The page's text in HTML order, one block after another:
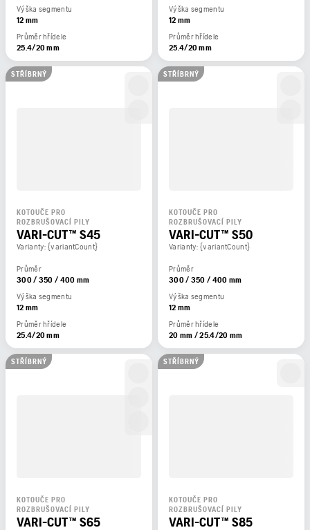
Výška segmentu
12 mm
Průměr hřídele
25.4/20 mm
Výška segmentu
12 mm
Průměr hřídele
25.4/20 mm
STŘÍBRNÝ
KOTOUČE PRO
ROZBRUŠOVACÍ PILY
VARI-CUT™ S45
Varianty: {variantCount}
Průměr
300 / 350 / 400 mm
Výška segmentu
12 mm
Průměr hřídele
25.4/20 mm
STŘÍBRNÝ
KOTOUČE PRO
ROZBRUŠOVACÍ PILY
VARI-CUT™ S50
Varianty: {variantCount}
Průměr
300 / 350 / 400 mm
Výška segmentu
12 mm
Průměr hřídele
20 mm / 25.4/20 mm
STŘÍBRNÝ
KOTOUČE PRO
ROZBRUŠOVACÍ PILY
VARI-CUT™ S65
STŘÍBRNÝ
KOTOUČE PRO
ROZBRUŠOVACÍ PILY
VARI-CUT™ S85